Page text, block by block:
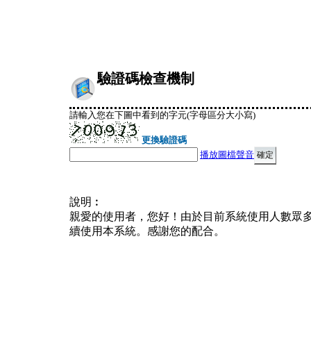
驗證碼檢查機制
請輸入您在下圖中看到的字元(字母區分大小寫)
更換驗證碼
播放圖檔聲音
說明︰
親愛的使用者，您好！由於目前系統使用人數眾
續使用本系統。感謝您的配合。